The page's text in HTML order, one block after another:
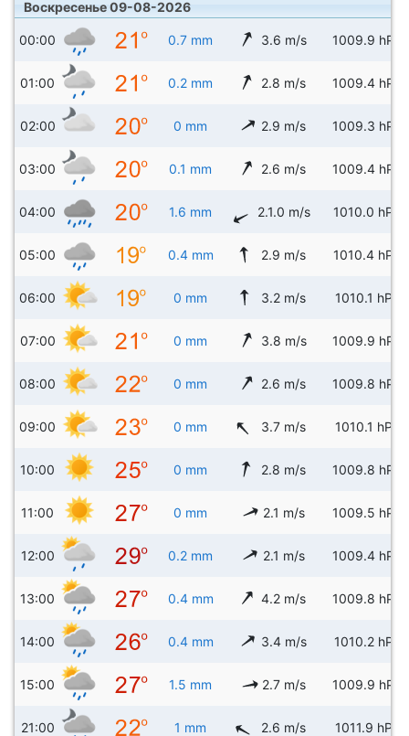
Воскресенье 09-08-2026
00:00 0.7 mm 3.6 m/s 1009.9 hPa
01:00 0.2 mm 2.8 m/s 1009.4 hPa
02:00 0 mm 2.9 m/s 1009.3 hPa
03:00 0.1 mm 2.6 m/s 1009.4 hPa
04:00 1.6 mm 2.1.0 m/s 1010.0 hPa
05:00 0.4 mm 2.9 m/s 1010.4 hPa
06:00 0 mm 3.2 m/s 1010.1 hPa
07:00 0 mm 3.8 m/s 1009.9 hPa
08:00 0 mm 2.6 m/s 1009.8 hPa
09:00 0 mm 3.7 m/s 1010.1 hPa
10:00 0 mm 2.8 m/s 1009.8 hPa
11:00 0 mm 2.1 m/s 1009.5 hPa
12:00 0.2 mm 2.1 m/s 1009.4 hPa
13:00 0.4 mm 4.2 m/s 1009.8 hPa
14:00 0.4 mm 3.4 m/s 1010.2 hPa
15:00 1.5 mm 2.7 m/s 1009.9 hPa
21:00 1 mm 2.6 m/s 1011.9 hPa